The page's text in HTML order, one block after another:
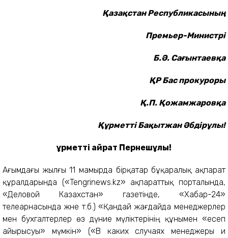
Қазақстан Республикасының
Премьер-Министрі
Б.Ә. Сағынтаевқа
ҚР Бас прокуроры
Қ.П. Қожамжаровқа
Құрметті Бақытжан Әбдірұлы!
Құрметті Қайрат Пернешұлы!
Ағымдағы жылғы 11 мамырда бірқатар бұқаралық ақпарат
құралдарында («Tengrinеws.kz» ақпараттық порталында,
«Деловой Казахстан» газетінде, «Хабар-24»
телеарнасында және т.б.) «Қандай жағдайда менеджерлер
мен бухгалтерлер өз дүние мүліктерінің құнымен «есеп
айырысуы» мүмкін» («В каких случаях менеджеры и